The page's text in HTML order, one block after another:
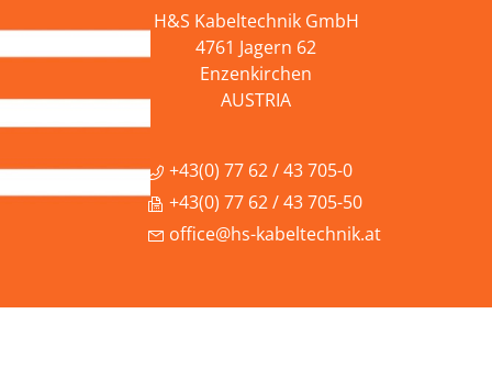
H&S Kabeltechnik GmbH
4761 Jagern 62
Enzenkirchen
AUSTRIA
+43(0) 77 62 / 43 705-0
+43(0) 77 62 / 43 705-50
office@hs-kabeltechnik.at